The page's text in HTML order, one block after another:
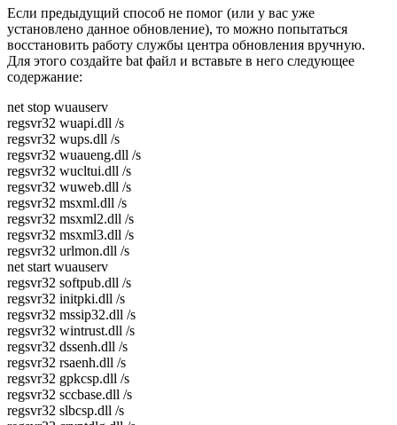
Если предыдущий способ не помог (или у вас уже
установлено данное обновление), то можно попытаться
восстановить работу службы центра обновления вручную.
Для этого создайте bat файл и вставьте в него следующее
содержание:
net stop wuauserv
regsvr32 wuapi.dll /s
regsvr32 wups.dll /s
regsvr32 wuaueng.dll /s
regsvr32 wucltui.dll /s
regsvr32 wuweb.dll /s
regsvr32 msxml.dll /s
regsvr32 msxml2.dll /s
regsvr32 msxml3.dll /s
regsvr32 urlmon.dll /s
net start wuauserv
regsvr32 softpub.dll /s
regsvr32 initpki.dll /s
regsvr32 mssip32.dll /s
regsvr32 wintrust.dll /s
regsvr32 dssenh.dll /s
regsvr32 rsaenh.dll /s
regsvr32 gpkcsp.dll /s
regsvr32 sccbase.dll /s
regsvr32 slbcsp.dll /s